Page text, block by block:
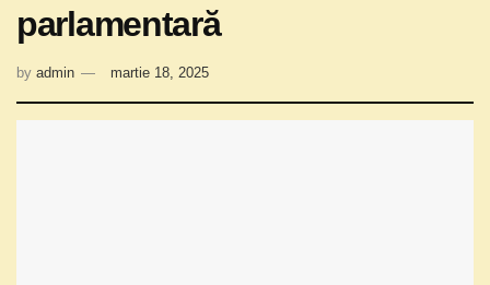
parlamentară
by admin martie 18, 2025